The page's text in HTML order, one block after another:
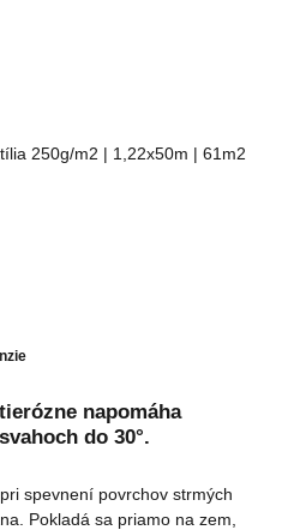
napomáha
do 30°.
spevnení povrchov strmých
Pokladá sa priamo na zem,